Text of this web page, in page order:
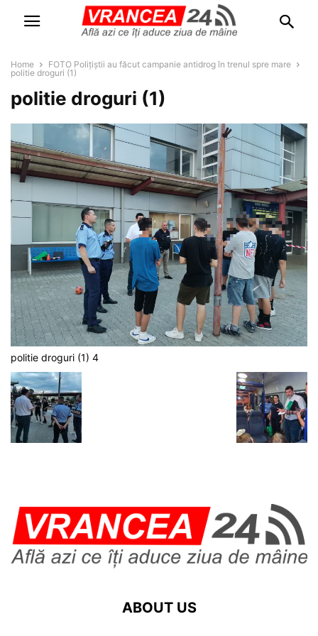
Home
FOTO Polițiștii au făcut campanie antidrog în trenul spre mare
politie droguri (1)
politie droguri (1)
politie droguri (1) 4
ABOUT US